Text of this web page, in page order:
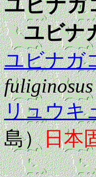
ユビナガ
ユビナ
ユビナガ
fuliginosus
リュウキ
島）日本